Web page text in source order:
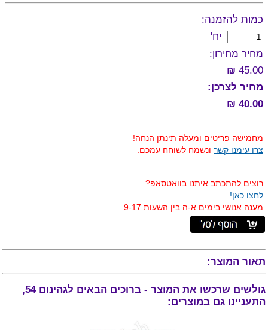
כמות להזמנה:
יח'
מחיר מחירון:
45.00
₪
מחיר לצרכן:
40.00 ₪
מחמישה פריטים ומעלה תינתן הנחה!
צרו עימנו קשר ונשמח לשוחח עמכם.
רוצים להתכתב איתנו בוואטסאפ?
לחצו כאן!
מענה אנושי בימים א-ה בין השעות 9-17.
תאור המוצר:
גולשים שרכשו את המוצר - ברוכים הבאים לגהינום 54,
התעניינו גם במוצרים: